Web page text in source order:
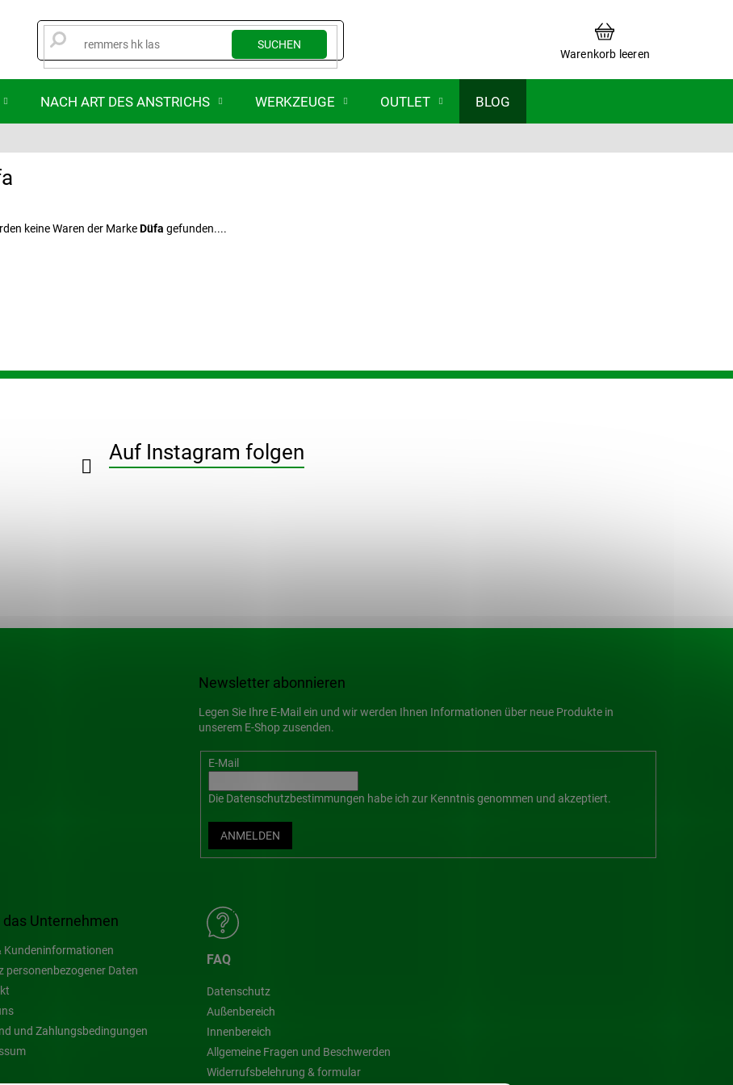
SUCHEN
WARENKORB
Warenkorb leeren
NACH ART DES ANSTRICHS WERKZEUGE OUTLET BLOG
keine Waren der MarkeDüfa gefunden....
das Unternehmen
Kundeninformationen
personenbezogener Daten
und Zahlungsbedingungen
Auf Instagram folgen
FAQ
Datenschutz
Außenbereich
Innenbereich
Allgemeine Fragen und Beschwerden
Widerrufsbelehrung & formular
Newsletter abonnieren
Legen Sie Ihre E-Mail ein und wir werden Ihnen Informationen über neue Produkte in
unserem E-Shop zusenden.
E-Mail
Die Datenschutzbestimmungen habe ich zur Kenntnis genommen und akzeptiert.
ANMELDEN